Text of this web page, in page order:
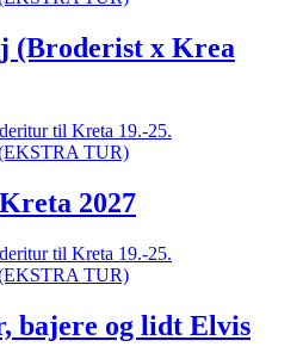
(Broderist x Krea
2027
bajere og lidt Elvis